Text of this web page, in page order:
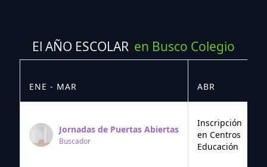
El AÑO ESCOLAR en Busco Colegio
ENE - MAR ABR
Jornadas de Puertas Abiertas
Buscador
Inscripción
en Centros
Educación